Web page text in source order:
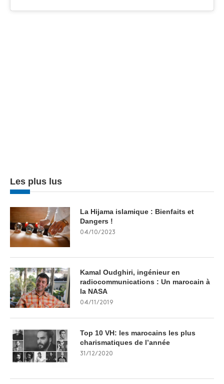
Les plus lus
La Hijama islamique : Bienfaits et
Dangers !
04/10/2023
Kamal Oudghiri, ingénieur en
radiocommunications : Un marocain à
la NASA
04/11/2019
Top 10 VH: les marocains les plus
charismatiques de l’année
31/12/2020